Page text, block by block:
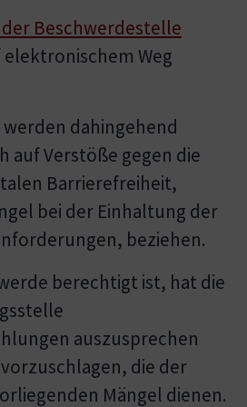
Beschwerdestelle
Weg
dahingehend
auf Verstöße gegen die
Barrierefreiheit,
bei der Einhaltung der
beziehen.
berechtigt ist, hat die
auszusprechen
die der
Mängel dienen.